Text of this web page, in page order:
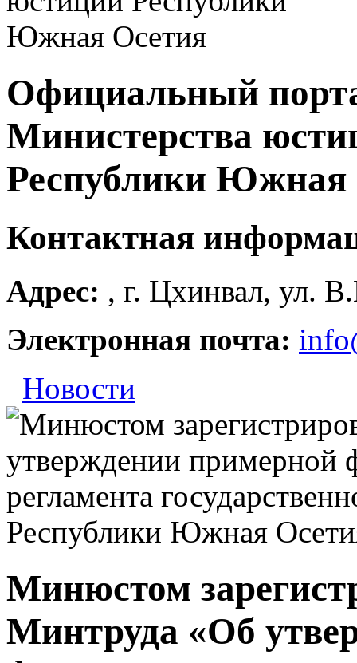
Официальный
Министерства
Республики Южная
Контактная
Адрес: , г. Цхинвал, ул.
Электронная почта:
Новости
Минюстом
Минтруда «Об